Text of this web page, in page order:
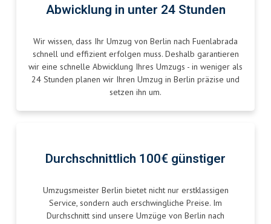
Abwicklung in unter 24 Stunden
Wir wissen, dass Ihr Umzug von Berlin nach Fuenlabrada
schnell und effizient erfolgen muss. Deshalb garantieren
wir eine schnelle Abwicklung Ihres Umzugs - in weniger als
24 Stunden planen wir Ihren Umzug in Berlin präzise und
setzen ihn um.
Durchschnittlich 100€ günstiger
Umzugsmeister Berlin bietet nicht nur erstklassigen
Service, sondern auch erschwingliche Preise. Im
Durchschnitt sind unsere Umzüge von Berlin nach